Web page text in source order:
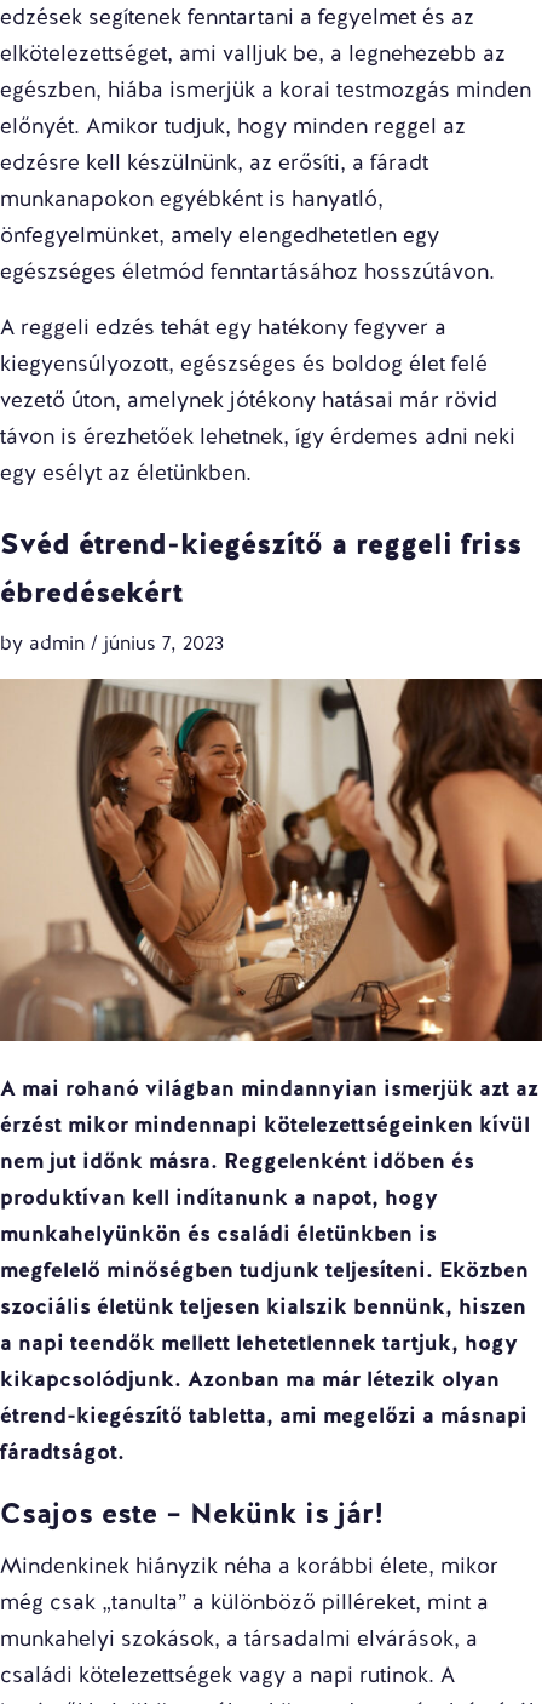
edzések segítenek fenntartani a fegyelmet és az
elkötelezettséget, ami valljuk be, a legnehezebb az
egészben, hiába ismerjük a korai testmozgás minden
előnyét. Amikor tudjuk, hogy minden reggel az
edzésre kell készülnünk, az erősíti, a fáradt
munkanapokon egyébként is hanyatló,
önfegyelmünket, amely elengedhetetlen egy
egészséges életmód fenntartásához hosszútávon.
A reggeli edzés tehát egy hatékony fegyver a
kiegyensúlyozott, egészséges és boldog élet felé
vezető úton, amelynek jótékony hatásai már rövid
távon is érezhetőek lehetnek, így érdemes adni neki
egy esélyt az életünkben.
Svéd étrend-kiegészítő a reggeli friss
ébredésekért
by admin / június 7, 2023
A mai rohanó világban mindannyian ismerjük azt az
érzést mikor mindennapi kötelezettségeinken kívül
nem jut időnk másra. Reggelenként időben és
produktívan kell indítanunk a napot, hogy
munkahelyünkön és családi életünkben is
megfelelő minőségben tudjunk teljesíteni. Eközben
szociális életünk teljesen kialszik bennünk, hiszen
a napi teendők mellett lehetetlennek tartjuk, hogy
kikapcsolódjunk. Azonban ma már létezik olyan
étrend-kiegészítő tabletta, ami megelőzi a másnapi
fáradtságot.
Csajos este – Nekünk is jár!
Mindenkinek hiányzik néha a korábbi élete, mikor
még csak „tanulta” a különböző pilléreket, mint a
munkahelyi szokások, a társadalmi elvárások, a
családi kötelezettségek vagy a napi rutinok. A